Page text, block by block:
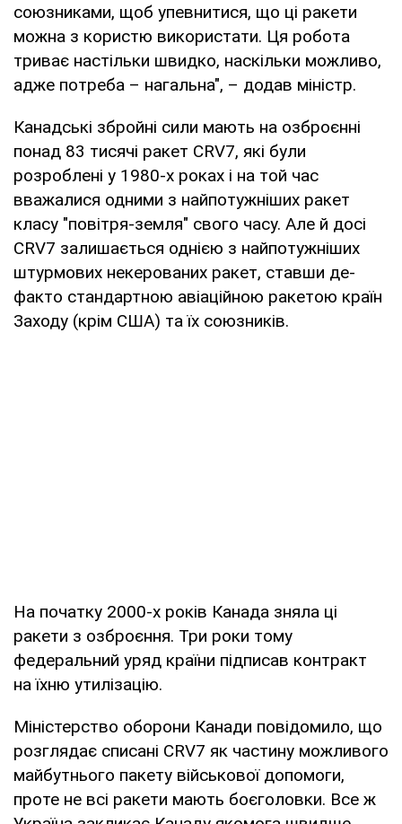
союзниками, щоб упевнитися, що ці ракети
можна з користю використати. Ця робота
триває настільки швидко, наскільки можливо,
адже потреба – нагальна", – додав міністр.
Канадські збройні сили мають на озброєнні
понад 83 тисячі ракет CRV7, які були
розроблені у 1980-х роках і на той час
вважалися одними з найпотужніших ракет
класу "повітря-земля" свого часу. Але й досі
CRV7 залишається однією з найпотужніших
штурмових некерованих ракет, ставши де-
факто стандартною авіаційною ракетою країн
Заходу (крім США) та їх союзників.
На початку 2000-х років Канада зняла ці
ракети з озброєння. Три роки тому
федеральний уряд країни підписав контракт
на їхню утилізацію.
Міністерство оборони Канади повідомило, що
розглядає списані CRV7 як частину можливого
майбутнього пакету військової допомоги,
проте не всі ракети мають боєголовки. Все ж